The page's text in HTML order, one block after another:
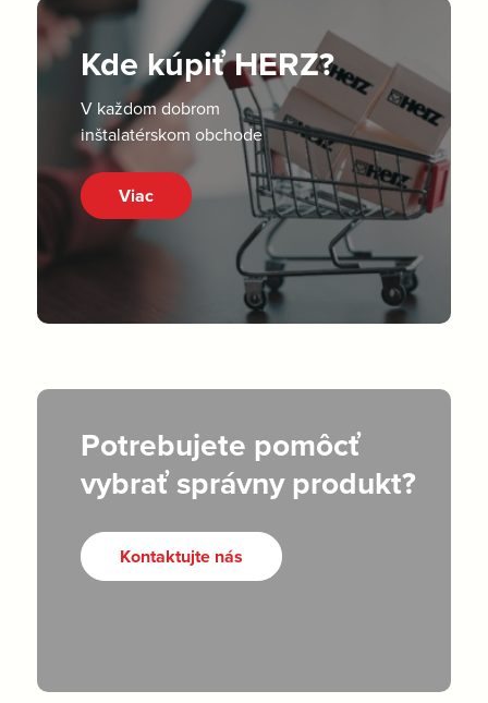
Kde kúpiť HERZ?
V každom dobrom
inštalatérskom obchode
Viac
Potrebujete pomôcť
vybrať správny produkt?
Kontaktujte nás